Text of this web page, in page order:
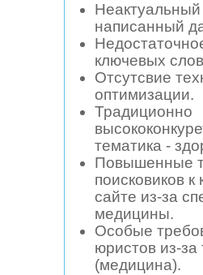
Неактуальный
написанный
ключевых
Отсутсвие
оптимизации.
Традиционно
тематика -
Повышенные
поисковиков к
сайте из-за
медицины.
Особые
юристов из-за
(медицина).